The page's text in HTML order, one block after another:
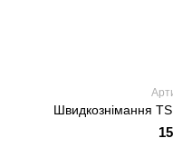
Швидкознімання